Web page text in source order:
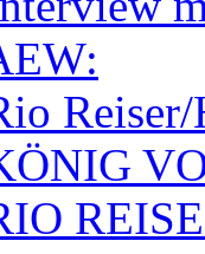
Reiser/